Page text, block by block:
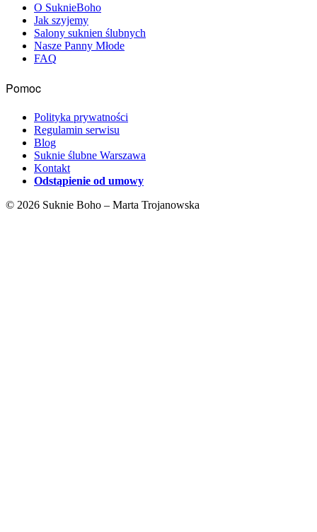
O SuknieBoho
Jak szyjemy
Salony suknien ślubnych
Nasze Panny Młode
FAQ
Pomoc
Polityka prywatności
Regulamin serwisu
Blog
Suknie ślubne Warszawa
Kontakt
Odstąpienie od umowy
© 2026 Suknie Boho – Marta Trojanowska